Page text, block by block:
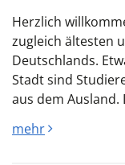
Herzlich
zugleich ältesten
Deutschlands.
Stadt sind
aus dem
mehr